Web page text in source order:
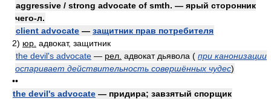
aggressive / strong advocate of smth. — ярый сторонник
чего-л.
client advocate — защитник прав потребителя
2) юр. адвокат, защитник
the devil's advocate — рел. адвокат дьявола ( при канонизации
оспаривает действительность совершённых чудес)
••
the devil's advocate — придира; завзятый спорщик